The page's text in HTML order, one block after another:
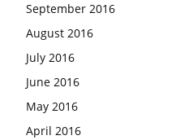
September 2016
August 2016
July 2016
June 2016
May 2016
April 2016